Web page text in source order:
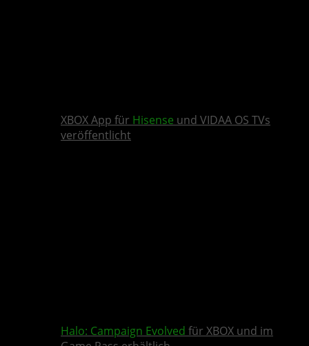
XBOX App für Hisense und VIDAA OS TVs
veröffentlicht
Halo: Campaign Evolved für XBOX und im